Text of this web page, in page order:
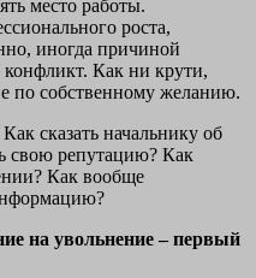
место работы.
роста,
иногда причиной
конфликт. Как ни крути,
по собственному желанию.
сказать начальнику об
свою репутацию? Как
Как вообще
на увольнение – первый